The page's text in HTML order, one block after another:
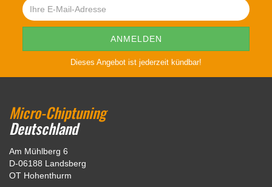
Dieses Angebot ist jederzeit kündbar!
Micro-Chiptuning
Deutschland
Am Mühlberg 6
D-06188 Landsberg
OT Hohenthurm